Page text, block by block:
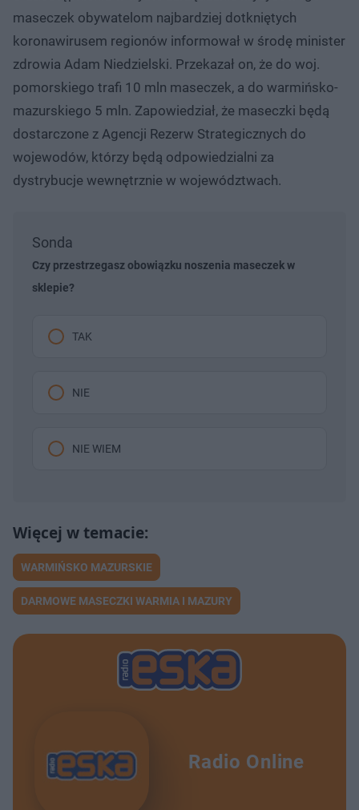
maseczek obywatelom najbardziej dotkniętych
koronawirusem regionów informował w środę minister
zdrowia Adam Niedzielski. Przekazał on, że do woj.
pomorskiego trafi 10 mln maseczek, a do warmińsko-
mazurskiego 5 mln. Zapowiedział, że maseczki będą
dostarczone z Agencji Rezerw Strategicznych do
wojewodów, którzy będą odpowiedzialni za
dystrybucje wewnętrznie w województwach.
Sonda
Czy przestrzegasz obowiązku noszenia maseczek w
sklepie?
TAK
NIE
NIE WIEM
WARMIŃSKO MAZURSKIE
DARMOWE MASECZKI WARMIA I MAZURY
Radio Online